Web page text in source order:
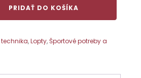
PRIDAŤ DO KOŠÍKA
,Lopty,Športové potreby a